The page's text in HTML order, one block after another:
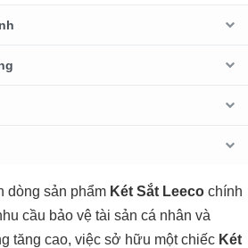
dòng sản phẩm Két Sắt Leeco chính
cầu bảo vệ tài sản cá nhân và
tăng cao, việc sở hữu một chiếc Két